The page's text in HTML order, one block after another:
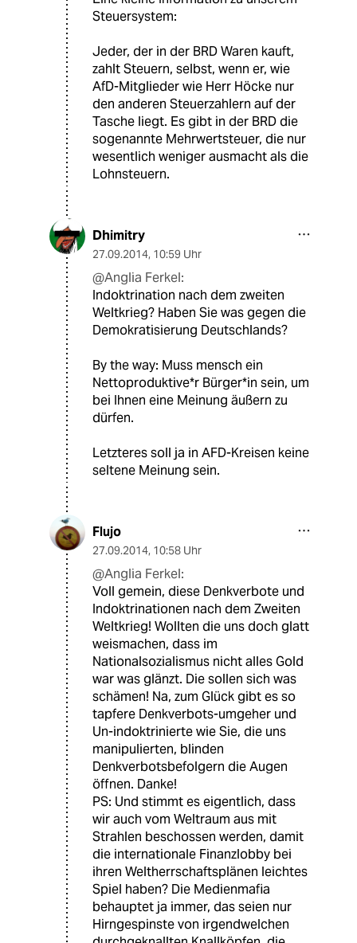
Steuersystem:
Jeder, der in der BRD Waren kauft,
zahlt Steuern, selbst, wenn er, wie
AfD-Mitglieder wie Herr Höcke nur
den anderen Steuerzahlern auf der
Tasche liegt. Es gibt in der BRD die
sogenannte Mehrwertsteuer, die nur
wesentlich weniger ausmacht als die
Lohnsteuern.
Dhimitry
27.09.2014, 10:59 Uhr
@Anglia Ferkel:
Indoktrination nach dem zweiten
Weltkrieg? Haben Sie was gegen die
Demokratisierung Deutschlands?
By the way: Muss mensch ein
Nettoproduktive*r Bürger*in sein, um
bei Ihnen eine Meinung äußern zu
dürfen.
Letzteres soll ja in AFD-Kreisen keine
seltene Meinung sein.
Flujo
27.09.2014, 10:58 Uhr
@Anglia Ferkel:
Voll gemein, diese Denkverbote und
Indoktrinationen nach dem Zweiten
Weltkrieg! Wollten die uns doch glatt
weismachen, dass im
Nationalsozialismus nicht alles Gold
war was glänzt. Die sollen sich was
schämen! Na, zum Glück gibt es so
tapfere Denkverbots-umgeher und
Un-indoktrinierte wie Sie, die uns
manipulierten, blinden
Denkverbotsbefolgern die Augen
öffnen. Danke!
PS: Und stimmt es eigentlich, dass
wir auch vom Weltraum aus mit
Strahlen beschossen werden, damit
die internationale Finanzlobby bei
ihren Weltherrschaftsplänen leichtes
Spiel haben? Die Medienmafia
behauptet ja immer, das seien nur
Hirngespinste von irgendwelchen